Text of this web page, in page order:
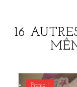
16
Promo !